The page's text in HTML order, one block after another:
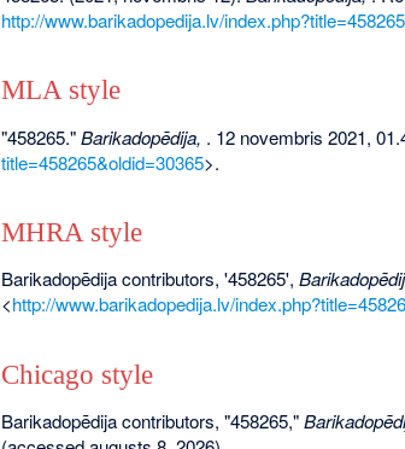
http://www.barikadopedija.lv/
MLA style
"458265."Barikadopēdija, . 12 novembris 2021,
title=458265&oldid=30365>.
MHRA style
Barikadopēdija contributors, '458265',
<http://www.barikadopedija.lv/
Chicago style
Barikadopēdija contributors, "458265,"